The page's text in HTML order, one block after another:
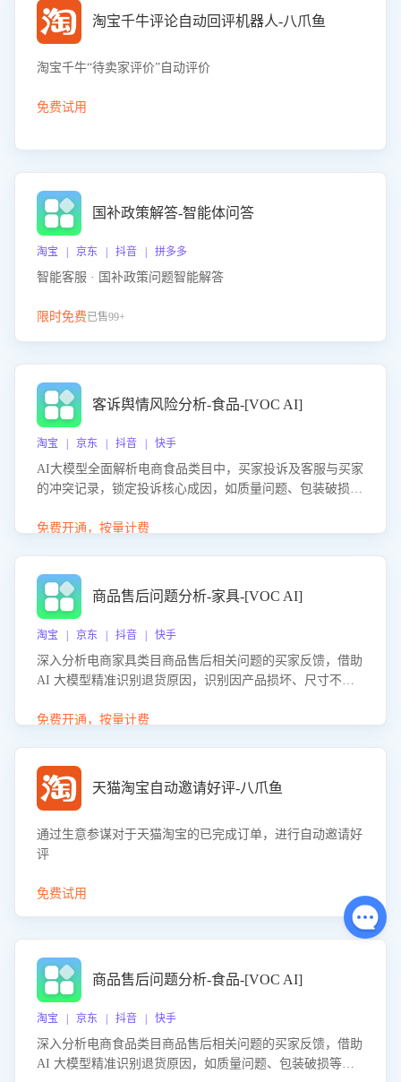
淘宝千牛评论自动回评机器人-八爪鱼
淘宝千牛“待卖家评价”自动评价
免费试用
国补政策解答-智能体问答
淘宝 | 京东 | 抖音 | 拼多多
智能客服 · 国补政策问题智能解答
限时免费已售99+
客诉舆情风险分析-食品-[VOC AI]
淘宝 | 京东 | 抖音 | 快手
AI大模型全面解析电商食品类目中，买家投诉及客服与买家
的冲突记录，锁定投诉核心成因，如质量问题、包装破损
置差评防控，提升客户满意度。
免费开通，按量计费
商品售后问题分析-家具-[VOC AI]
淘宝 | 京东 | 抖音 | 快手
深入分析电商家具类目商品售后相关问题的买家反馈，借助
AI 大模型精准识别退货原因，识别因产品损坏、尺寸不符
力商家优化产品或服务，实现销售额的显著提升。
免费开通，按量计费
天猫淘宝自动邀请好评-八爪鱼
通过生意参谋对于天猫淘宝的已完成订单，进行自动邀请好
评
免费试用
商品售后问题分析-食品-[VOC AI]
淘宝 | 京东 | 抖音 | 快手
深入分析电商食品类目商品售后相关问题的买家反馈，借助
AI 大模型精准识别退货原因，如质量问题、包装破损等，